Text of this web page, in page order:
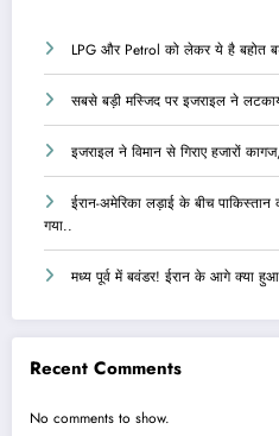
LPG और Petrol को लेकर ये है बहोत
सबसे बड़ी मस्जिद पर इजराइल ने
इजराइल ने विमान से गिराए हजारों
ईरान-अमेरिका लड़ाई के बीच
गया..
मध्य पूर्व में बवंडर! ईरान के आगे क्या
Recent Comments
No comments to show.